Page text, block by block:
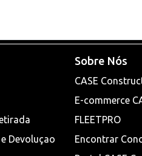
Devoluçao
Sobre Nós
CASE
E-commerce
FLEETPRO
Encontrar